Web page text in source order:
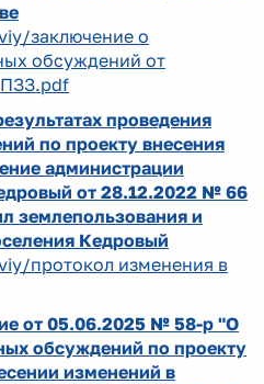
заключение о
обсуждений от
ПЗЗ.pdf
проведения
по проекту внесения
администрации
от 28.12.2022 № 66
землепользования и
Кедровый
протокол изменения в
от 05.06.2025 № 58-р "О
обсуждений по проекту
изменений в